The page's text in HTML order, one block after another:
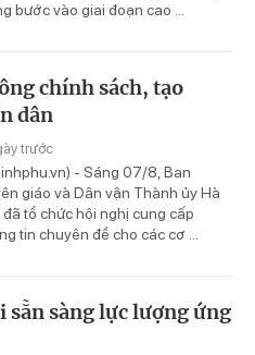
bước vào giai đoạn cao ...
chính sách, tạo
dân
trước
- Sáng 07/8, Ban
giáo và Dân vận Thành ủy Hà
đã tổ chức hội nghị cung cấp
tin chuyên đề cho các cơ ...
sẵn sàng lực lượng ứng